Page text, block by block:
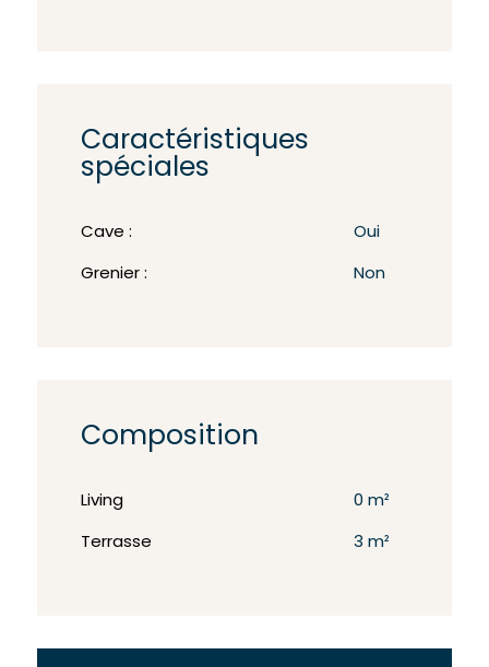
Caractéristiques
spéciales
Cave : Oui
Grenier : Non
Composition
Living 0 m²
Terrasse 3 m²